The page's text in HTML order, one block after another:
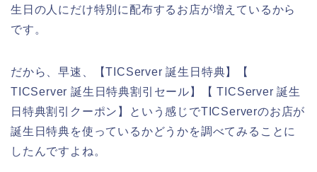
生日の人にだけ特別に配布するお店が増えているから
です。
だから、早速、【TICServer 誕生日特典】【
TICServer 誕生日特典割引セール】【 TICServer 誕生
日特典割引クーポン】という感じでTICServerのお店が
誕生日特典を使っているかどうかを調べてみることに
したんですよね。